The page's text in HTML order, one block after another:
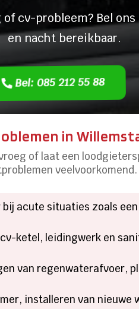
cv-probleem? Bel
en nacht bereikbaar.
Bel: 085 212 55 88
in
of laat een
veelvoorkomend.
acute situaties zoals
ketel, leidingwerk en
van regenwaterafvoer,
installeren van